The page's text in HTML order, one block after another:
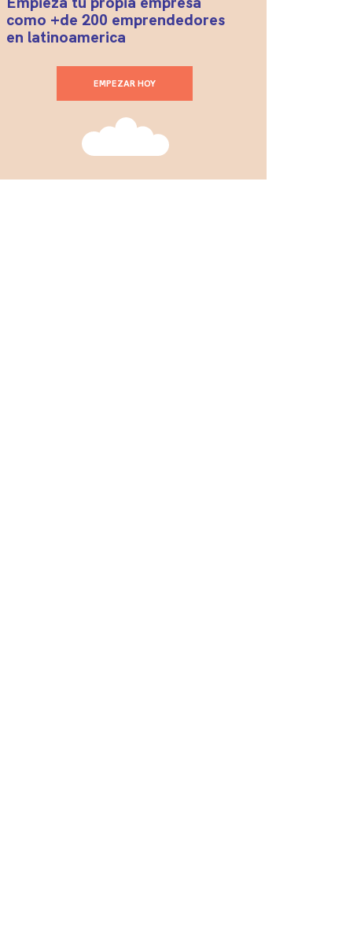
como +de 200 emprendedores
en latinoamerica
EMPEZAR HOY